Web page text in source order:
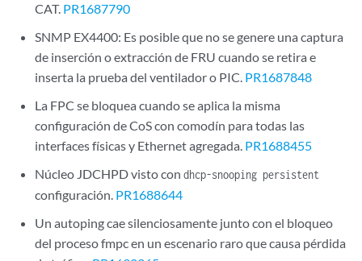
CAT. PR1687790
SNMP EX4400: Es posible que no se genere una captura
de inserción o extracción de FRU cuando se retira e
inserta la prueba del ventilador o PIC. PR1687848
La FPC se bloquea cuando se aplica la misma
configuración de CoS con comodín para todas las
interfaces físicas y Ethernet agregada. PR1688455
Núcleo JDCHPD visto condhcp-snooping persistent
configuración. PR1688644
Un autoping cae silenciosamente junto con el bloqueo
del proceso fmpc en un escenario raro que causa pérdida